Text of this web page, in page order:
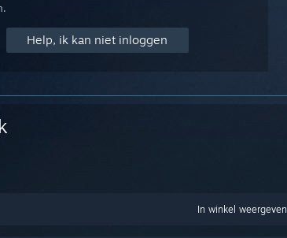
Help, ik kan niet inloggen
In winkel weergeven